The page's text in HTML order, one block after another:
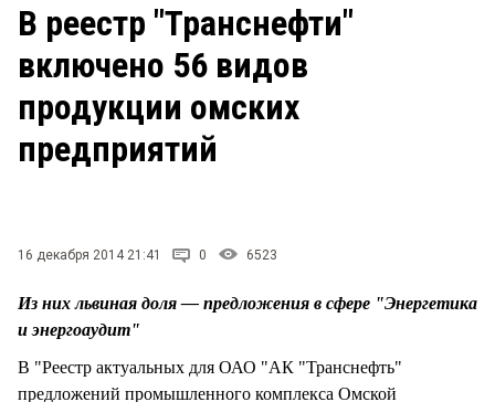
ЗАКОН Рейтинги
Блоги
Архив
В реестр "Транснефти"
включено 56 видов
продукции омских
предприятий
16 декабря 2014 21:41 0 6523
Из них львиная доля — предложения в сфере "Энергетика
и энергоаудит"
В "Реестр актуальных для ОАО "АК "Транснефть"
предложений промышленного комплекса Омской